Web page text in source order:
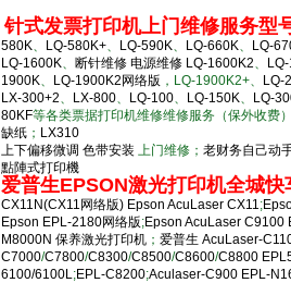
针式发票打印机上门维修服务型
580K、 LQ-580K+、 LQ-590K、 LQ-660K、
LQ-
LQ-1600K、 断针维修 电源维修 LQ-1600K2、
1900K、 LQ-1900K2网络版 ，LQ-1900K2+、
LQ-
LX-300+2、 LX-800、 LQ-100、 LQ-150K、
LQ-
80KF等各类票据打印机维修维修服务（保外收费
缺纸 ； LX310
上下偏移微调 色带安装 上门维修； 老财务自己动
點陣式打印機
爱普生EPSON激光打印机全城
CX11N(CX11网络版) Epson AcuLaser CX11;
Epson EPL-2180网络版;Epson AcuLaser C9100
M8000N 保养激光打印机 ； 爱普生 AcuLaser-
C7000/C7800/C8300/C8500/C8600/C8800
6100/6100L;EPL-C8200;Aculaser-C900 EPL-